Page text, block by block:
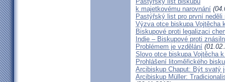
k majetkovému narovnání
Pastýřský list pro první neděli
Výzva otce biskupa Vojtěcha
Biskupové proti legalizaci
Indie – Biskupové proti
Problémem je vzdělání
Slovo otce biskupa Vojtěcha
Prohlášení litoměřického
Arcibiskup Chaput: Být svatý
Arcibiskup Müller: